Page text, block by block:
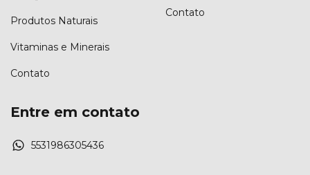
Produtos Naturais
Vitaminas e Minerais
Contato
Contato
Entre em contato
5531986305436